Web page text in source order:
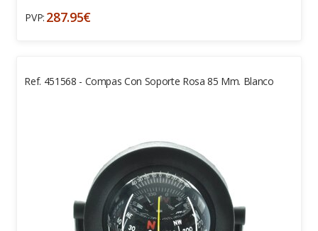
PVP: 287.95€
Ref. 451568 - Compas Con Soporte Rosa 85 Mm. Blanco